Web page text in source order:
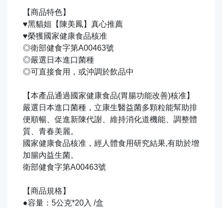
【商品特色】
♥黑貓姐【陳美鳳】真心推薦
♥榮獲國家健康食品核准
◎衛部健食字第A00463號
◎嚴選日本進口菌種
◎可直接食用，或沖調於飲品中
【本產品通過國家健康食品(胃腸功能改善)核准】
嚴選日本進口菌種，立康生醫益菌多顆粒能幫助排
便順暢、促進新陳代謝、維持消化道機能、調整體
質、青春美麗。
國家健康食品核准，經人體食用研究結果,有助於增
加腸內益生菌。
衛部健食字第A00463號
【商品規格】
●容量：5公克*20入 /盒